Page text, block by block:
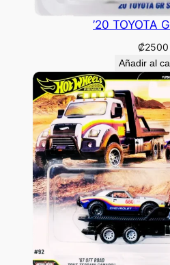
’20 TOYOTA
₡2500
Añadir al